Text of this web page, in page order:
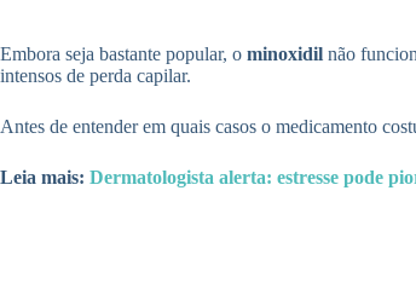
Embora seja bastante popular, o minoxidil não
intensos de perda capilar.
Antes de entender em quais casos o medicamento
Leia mais: Dermatologista alerta: estresse pode